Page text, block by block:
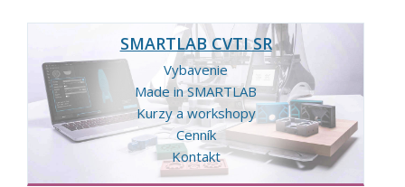
SMARTLAB CVTI SR
Vybavenie
Made in SMARTLAB
Kurzy a workshopy
Cenník
Kontakt